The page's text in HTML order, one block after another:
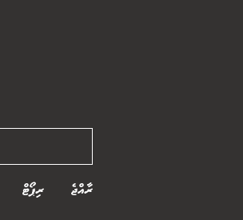
ރާއްޖެ ރިޕޯޓް